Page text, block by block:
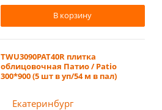
В корзину
TWU3090PAT40R плитка
облицовочная Патио / Patio
300*900 (5 шт в уп/54 м в пал)
Екатеринбург